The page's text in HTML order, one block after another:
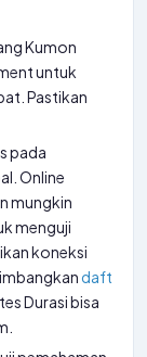
Kumon
untuk
Pastikan
pada
Online
mungkin
menguji
koneksi
daft
Durasi bisa